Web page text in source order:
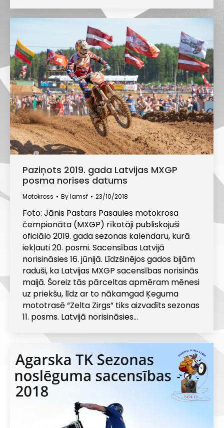
Paziņots 2019. gada Latvijas MXGP
posma norises datums
Motokross Bylamsf 23/10/2018
Foto: Jānis Pastars Pasaules motokrosa
čempionāta (MXGP) rīkotāji publiskojuši
oficiālo 2019. gada sezonas kalendaru, kurā
iekļauti 20. posmi. Sacensības Latvijā
norisināsies 16. jūnijā. Līdzšinējos gados bijām
raduši, ka Latvijas MXGP sacensības norisinās
maijā. Šoreiz tās pārceltas apmēram mēnesi
uz priekšu, līdz ar to nākamgad Ķeguma
mototrasē “Zelta Zirgs” tiks aizvadīts sezonas
11. posms. Latvijā norisināsies…